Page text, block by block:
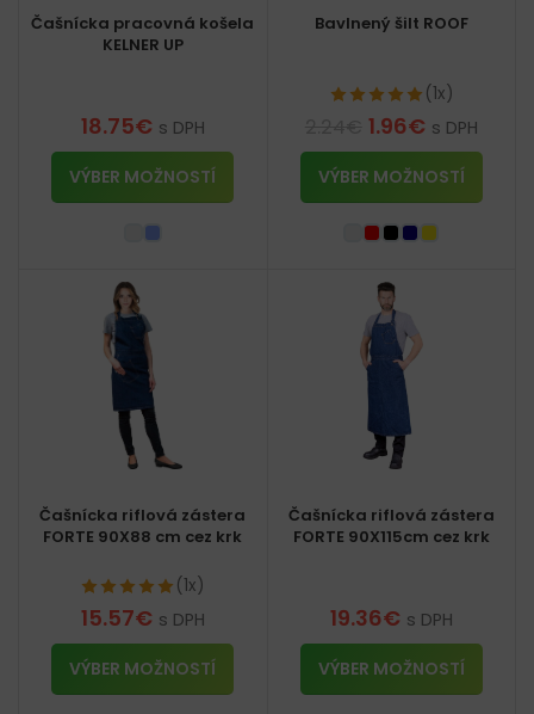
Čašnícka pracovná košela
KELNER UP
18.75€ s DPH
VÝBER MOŽNOSTÍ
Bavlnený šilt ROOF
(1x)
1.96€ s DPH
VÝBER MOŽNOSTÍ
Čašnícka riflová zástera
FORTE 90X88 cm cez krk
(1x)
15.57€ s DPH
VÝBER MOŽNOSTÍ
Čašnícka riflová zástera
FORTE 90X115cm cez krk
19.36€ s DPH
VÝBER MOŽNOSTÍ